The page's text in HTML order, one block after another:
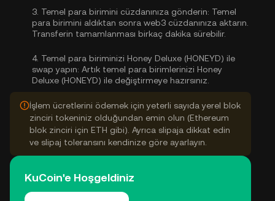
3. Temel para birimini cüzdanınıza gönderin: Temel
para birimini aldıktan sonra web3 cüzdanınıza aktarın.
Transferin tamamlanması birkaç dakika sürebilir.
4. Temel para biriminizi Honey Deluxe (HONEYD) ile
swap yapın: Artık temel para birimlerinizi Honey
Deluxe (HONEYD) ile değiştirmeye hazırsınız.
İşlem ücretlerini ödemek için yeterli sayıda yerel blok
zinciri tokeniniz olduğundan emin olun (Ethereum
blok zinciri için ETH gibi). Ayrıca slipaja dikkat edin
ve slipaj toleransını kendinize göre ayarlayın.
KuCoin'e Hoşgeldiniz